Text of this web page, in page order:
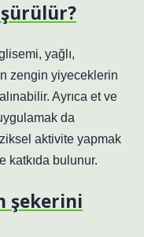
yağlı,
zengin yiyeceklerin
Ayrıca et ve
da
aktivite yapmak
katkıda bulunur.
şekerini